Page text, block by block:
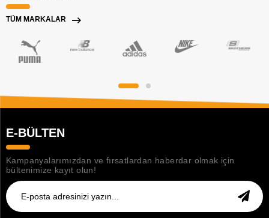
TÜM MARKALAR
E-BÜLTEN
Kampanyalarımızdan ve fırsatlardan haberdar olmak için
bültenimize kayıt olun!